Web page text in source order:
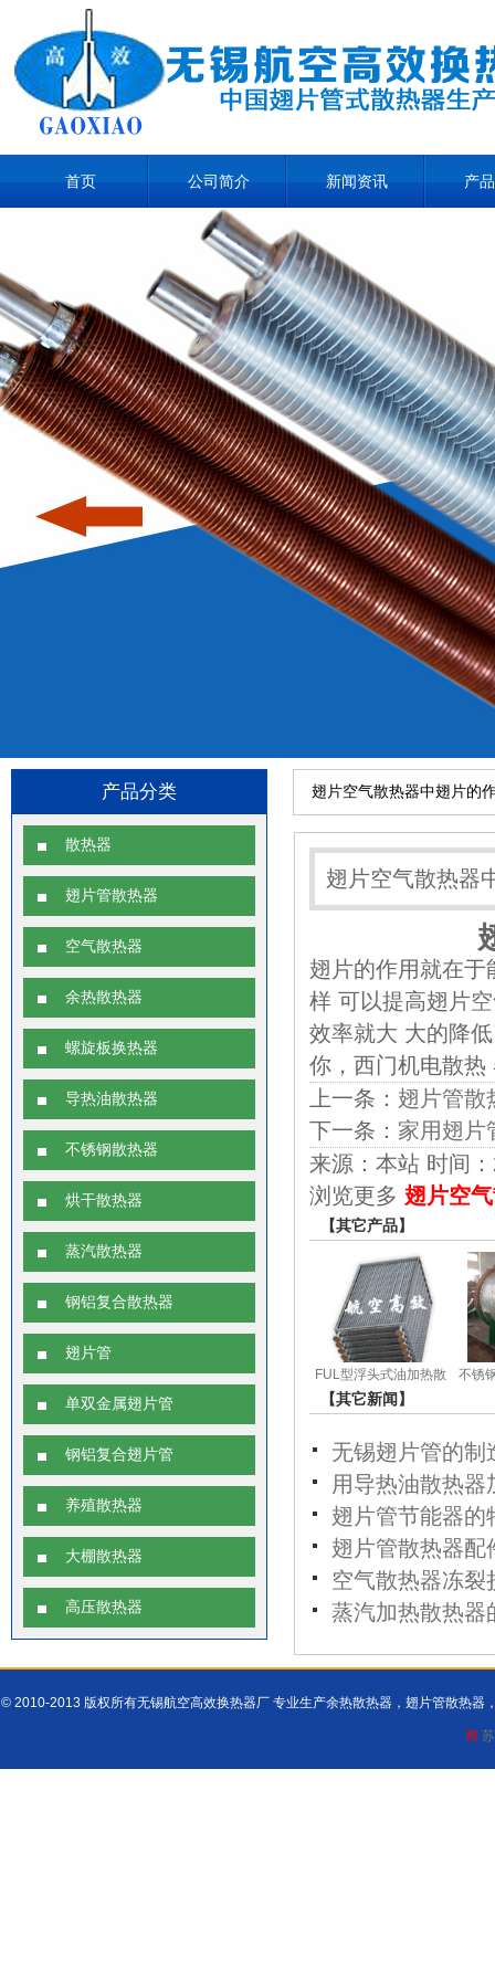
首页 公司简介 新闻资讯 产
产品分类
散热器
翅片管散热器
空气散热器
余热散热器
螺旋板换热器
导热油散热器
不锈钢散热器
烘干散热器
蒸汽散热器
钢铝复合散热器
翅片管
单双金属翅片管
钢铝复合翅片管
养殖散热器
大棚散热器
高压散热器
翅片空气散热器中翅片的
翅片空气散热器
翅片的作用就在于
样 可以提高翅片
效率就大 大的降
你，西门机电散热
上一条： 翅片管散
下一条： 家用翅片
来源：本站 时间
浏览更多 翅片空
【其它产品】
FUL型浮头式油加热散
热器
不锈
【其它新闻】
无锡翅片管的制
用导热油散热
翅片管节能器的
翅片管散热器配
空气散热器冻裂
蒸汽加热散热器
© 2010-2013 版权所有无锡航空高效换热器厂 专业生产余热散热器，翅片管散热器
商